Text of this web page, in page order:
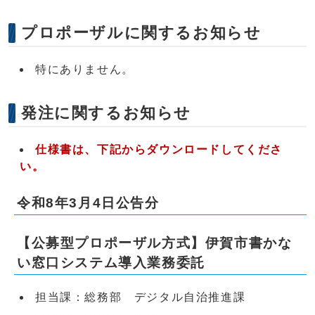
プロポーザルに関するお知らせ
特にありません。
発注に関するお知らせ
仕様書は、下記からダウンロードしてくださ
い。
令和8年3月4日公告分
【公募型プロポーザル方式】伊賀市書かな
い窓口システム導入業務委託
担当課：総務部 デジタル自治推進課